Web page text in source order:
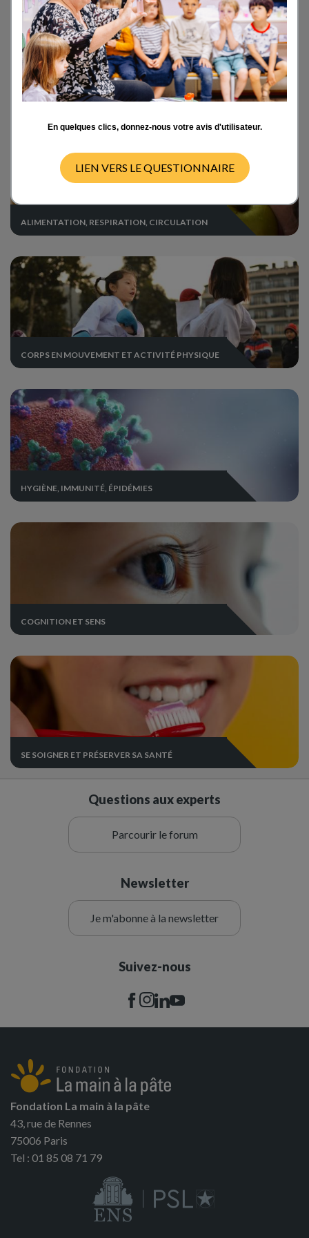
ANATOMIE, CROISSANCE, REPRODUCTION
ALIMENTATION, RESPIRATION, CIRCULATION
CORPS EN MOUVEMENT ET ACTIVITÉ PHYSIQUE
HYGIÈNE, IMMUNITÉ, ÉPIDÉMIES
COGNITION ET SENS
SE SOIGNER ET PRÉSERVER SA SANTÉ
Questions aux experts
Parcourir le forum
Newsletter
Je m'abonne à la newsletter
Suivez-nous
Fondation La main à la pâte
43, rue de Rennes
75006 Paris
Tel : 01 85 08 71 79
En quelques clics, donnez-nous votre avis d'utilisateur.
LIEN VERS LE QUESTIONNAIRE